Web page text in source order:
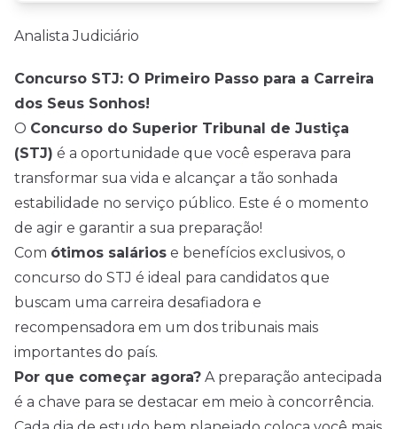
Analista Judiciário
Concurso STJ: O Primeiro Passo para a Carreira
dos Seus Sonhos!
O Concurso do Superior Tribunal de Justiça
(STJ) é a oportunidade que você esperava para
transformar sua vida e alcançar a tão sonhada
estabilidade no serviço público. Este é o momento
de agir e garantir a sua preparação!
Com ótimos salários e benefícios exclusivos, o
concurso do STJ é ideal para candidatos que
buscam uma carreira desafiadora e
recompensadora em um dos tribunais mais
importantes do país.
Por que começar agora? A preparação antecipada
é a chave para se destacar em meio à concorrência.